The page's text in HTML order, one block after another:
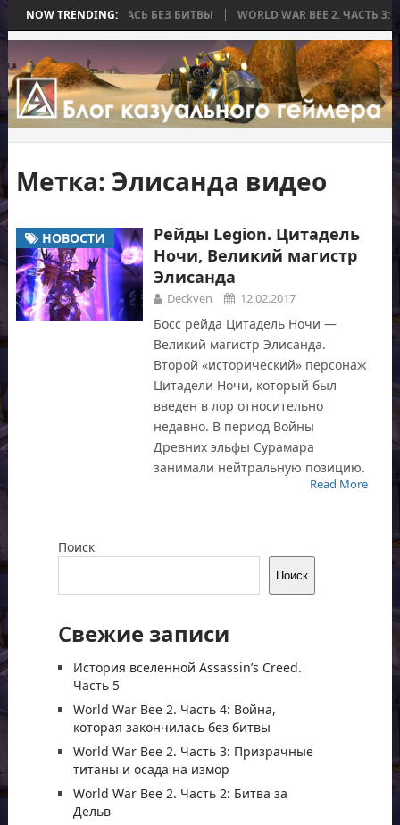
NOW TRENDING:
КОТОРАЯ ЗАКОНЧИЛАСЬ БЕЗ БИТВЫ WORLD WAR BEE 2. ЧАСТЬ
Метка: Элисанда видео
НОВОСТИ
Рейды Legion. Цитадель
Ночи, Великий магистр
Элисанда
Deckven 12.02.2017
Босс рейда Цитадель Ночи —
Великий магистр Элисанда.
Второй «исторический» персонаж
Цитадели Ночи, который был
введен в лор относительно
недавно. В период Войны
Древних эльфы Сурамара
занимали нейтральную позицию.
Read More
Поиск
Поиск
Свежие записи
История вселенной Assassin’s Creed.
Часть 5
World War Bee 2. Часть 4: Война,
которая закончилась без битвы
World War Bee 2. Часть 3: Призрачные
титаны и осада на измор
World War Bee 2. Часть 2: Битва за
Дельв